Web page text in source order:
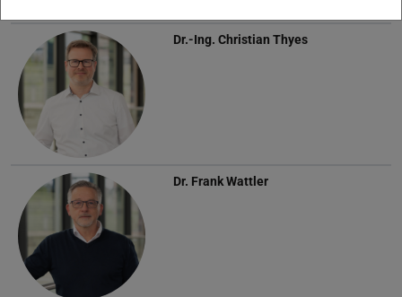
Dr.-Ing. Christian Thyes
Dr. Frank Wattler